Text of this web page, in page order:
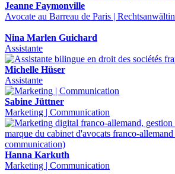
Jeanne Faymonville
Avocate au Barreau de Paris | Rechtsanwältin
Nina Marlen Guichard
Assistante
Michelle Hüser
Assistante
Sabine Jüttner
Marketing | Communication
Hanna Karkuth
Marketing | Communication